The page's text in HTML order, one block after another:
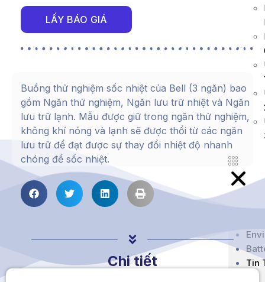
Tin
LẤY BÁO GIÁ
Buồng thử nghiệm sốc nhiệt của Bell (3 ngăn) bao
gồm Ngăn thử nghiệm, Ngăn lưu trữ nhiệt và Ngăn
lưu trữ lạnh. Mẫu được giữ trong ngăn thử nghiệm,
không khí nóng và lạnh sẽ được thổi từ các ngăn
lưu trữ để đạt được sự thay đổi nhiệt độ nhanh
chóng để sốc nhiệt.
Chi tiết